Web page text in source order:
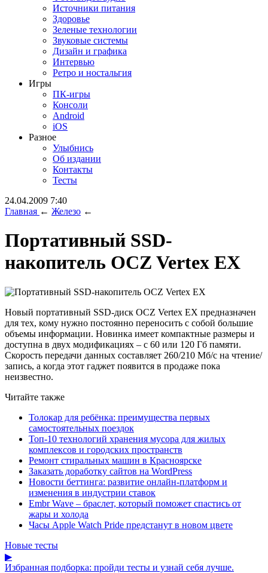
Источники питания
Здоровье
Зеленые технологии
Звуковые системы
Дизайн и графика
Интервью
Ретро и ностальгия
Игры
ПК-игры
Консоли
Android
iOS
Разное
Улыбнись
Об издании
Контакты
Тесты
24.04.2009 7:40
Главная ← Железо ←
Портативный SSD-
накопитель OCZ Vertex EX
Новый портативный SSD-диск OCZ Vertex EX предназначен
для тех, кому нужно постоянно переносить с собой большие
объемы информации. Новинка имеет компактные размеры и
доступна в двух модификациях – с 60 или 120 Гб памяти.
Скорость передачи данных составляет 260/210 Мб/с на чтение/
запись, а когда этот гаджет появится в продаже пока
неизвестно.
Читайте также
Толокар для ребёнка: преимущества первых
самостоятельных поездок
Топ-10 технологий хранения мусора для жилых
комплексов и городских пространств
Ремонт стиральных машин в Красноярске
Заказать доработку сайтов на WordPress
Новости беттинга: развитие онлайн-платформ и
изменения в индустрии ставок
Embr Wave – браслет, который поможет спастись от
жары и холода
Часы Apple Watch Pride предстанут в новом цвете
Новые тесты
▶
Избранная подборка: пройди тесты и узнай себя лучше.